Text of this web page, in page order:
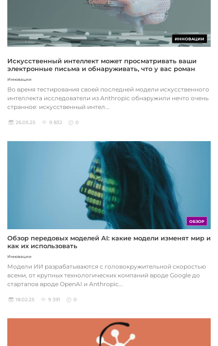
ИННОВАЦИИ
Искусственный интеллект может просматривать ваши
электронные письма и обнаруживать, что у вас роман
Инновации
Во время тестирования своей последней модели искусственного
интеллекта исследователи из Anthropic обнаружили нечто очень
странное: искусственный интел...
26.05.25 9 832 0
ОБЗОР
Обзор передовых моделей AI: какие модели изменят мир и
как их использовать
Инновации
Модели ИИ разрабатываются с головокружительной скоростью
всеми, от крупных технологических компаний вроде Google до
стартапов вроде OpenAI и Anthropic...
18.02.25 9 391 0